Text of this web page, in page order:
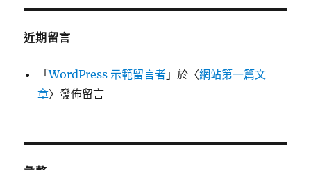
近期留言
「WordPress 示範留言者 」於〈網站第一篇文
章〉發佈留言